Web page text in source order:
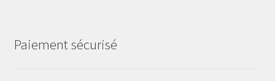
Paiement sécurisé